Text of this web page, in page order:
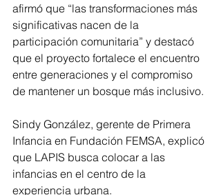
afirmó que “las transformaciones más
significativas nacen de la
participación comunitaria” y destacó
que el proyecto fortalece el encuentro
entre generaciones y el compromiso
de mantener un bosque más inclusivo.
Sindy González, gerente de Primera
Infancia en Fundación FEMSA, explicó
que LAPIS busca colocar a las
infancias en el centro de la
experiencia urbana.